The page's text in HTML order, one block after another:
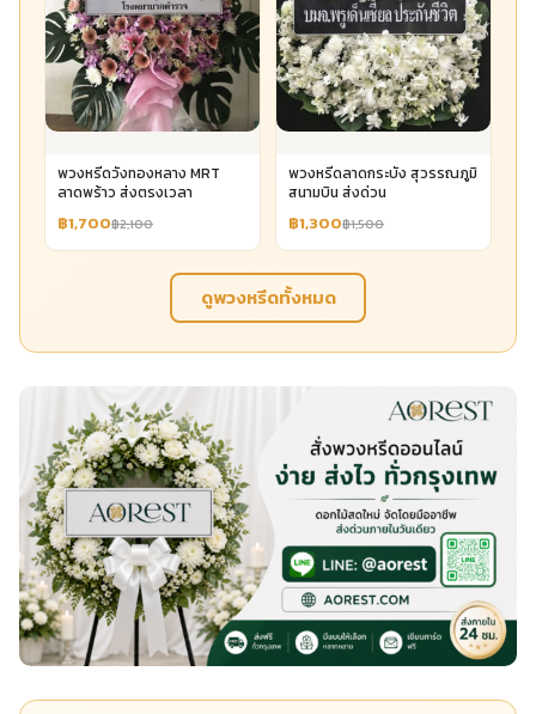
พวงหรีดวังทองหลาง MRT
ลาดพร้าว ส่งตรงเวลา
฿1,700฿2,100
พวงหรีดลาดกระบัง สุวรรณภูมิ
สนามบิน ส่งด่วน
฿1,300฿1,500
ดูพวงหรีดทั้งหมด